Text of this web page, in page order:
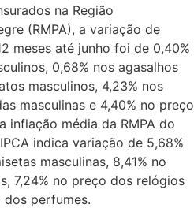
na Região
(RMPA), a variação de
meses até junho foi de 0,40%
0,68% nos agasalhos
masculinos, 4,23% nos
masculinas e 4,40% no preço
inflação média da RMPA do
indica variação de 5,68%
masculinas, 8,41% no
7,24% no preço dos relógios
dos perfumes.